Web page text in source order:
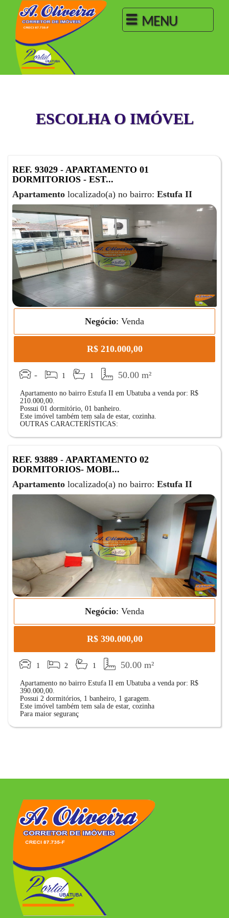
MENU
ESCOLHA O IMÓVEL
REF. 93029 - APARTAMENTO 01
DORMITORIOS - EST...
Apartamento localizado(a) no bairro: Estufa II
Negócio: Venda
R$ 210.000,00
- 1 1 50.00 m²
Apartamento no bairro Estufa II em Ubatuba a venda por: R$
210.000,00.
Possui 01 dormitório, 01 banheiro.
Este imóvel também tem sala de estar, cozinha.
OUTRAS CARACTERÍSTICAS:
REF. 93889 - APARTAMENTO 02
DORMITORIOS- MOBI...
Apartamento localizado(a) no bairro: Estufa II
Negócio: Venda
R$ 390.000,00
1 2 1 50.00 m²
Apartamento no bairro Estufa II em Ubatuba a venda por: R$
390.000,00.
Possui 2 dormitórios, 1 banheiro, 1 garagem.
Este imóvel também tem sala de estar, cozinha
Para maior seguranç